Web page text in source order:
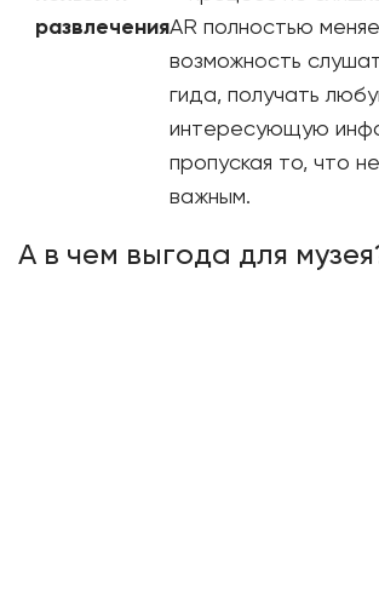
развлеченияAR полностью
возможность
гида, получать
интересующую
пропуская то, что
важным.
А в чем выгода для